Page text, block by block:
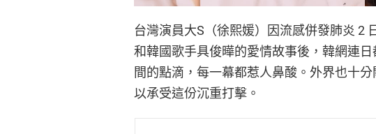
台灣演員大S（徐熙媛）因流感併發肺炎 2
和韓國歌手具俊曄的愛情故事後，韓網連
間的點滴，每一幕都惹人鼻酸。外界也十
以承受這份沉重打擊。